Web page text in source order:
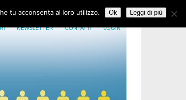
NEWSLETTER CONTATTI LOGIN
tu acconsenta al loro utilizzo. Ok Leggi di più